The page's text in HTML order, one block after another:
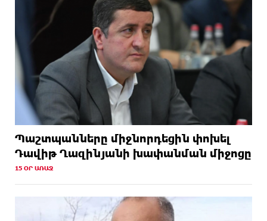
Պաշտպանները միջնորդեցին փոխել
Դավիթ Ղազինյանի խափանման միջոցը
15 ՕՐ ԱՌԱՋ